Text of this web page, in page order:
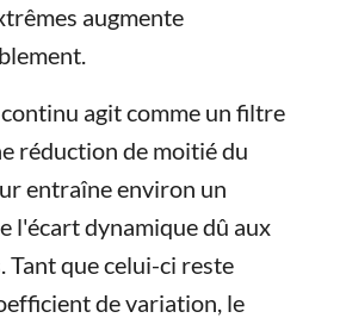
augmente
agit comme un filtre
réduction de moitié du
entraîne environ un
l'écart dynamique dû aux
que celui-ci reste
de variation, le